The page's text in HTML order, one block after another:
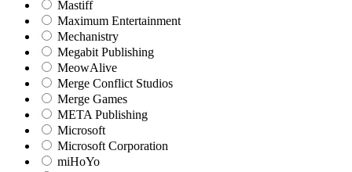
Mastiff
Maximum Entertainment
Mechanistry
Megabit Publishing
MeowAlive
Merge Conflict Studios
Merge Games
META Publishing
Microsoft
Microsoft Corporation‬
miHoYo